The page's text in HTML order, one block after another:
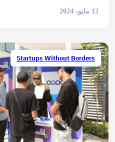
12 مايو، 2024
Startups Without Borders